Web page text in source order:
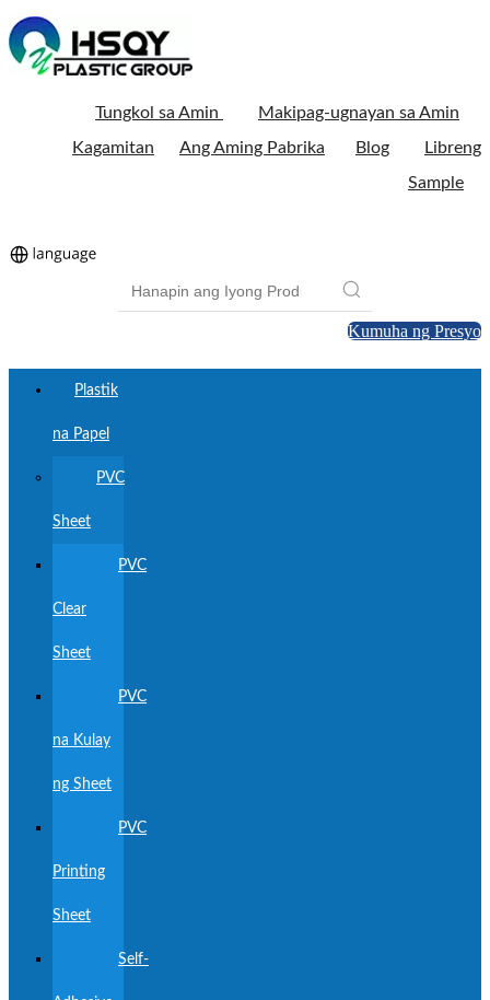
Tungkol sa Amin
Makipag-ugnayan sa Amin
Kagamitan
Ang Aming Pabrika Blog
Libreng
Sample
Kumuha ng Presyo
Plastik
na Papel
PVC
Sheet
PVC
Clear
Sheet
PVC
na Kulay
ng Sheet
PVC
Printing
Sheet
Self-